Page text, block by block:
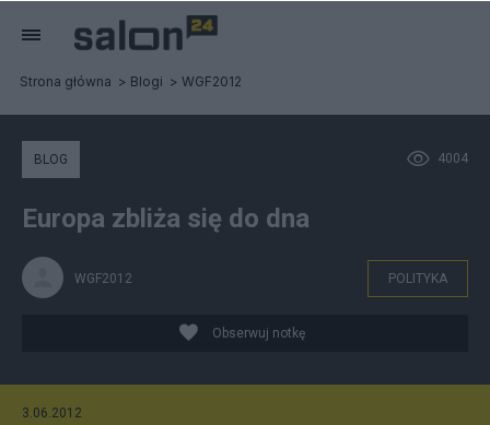
Strona główna Blogi WGF2012
4004
BLOG
Europa zbliża się do dna
WGF2012 POLITYKA
Obserwuj notkę
3.06.2012